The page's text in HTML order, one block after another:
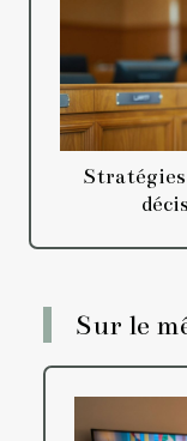
Stratégies
Sur le